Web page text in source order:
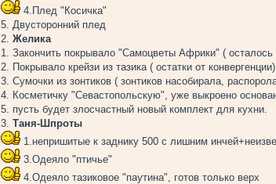
4.Плед "Косичка"
5. Двусторонний плед
2. Желика
1. Закончить покрывало "Самоцветы Африки" ( осталось
2. Покрывало крейзи из тазика ( остатки от
3. Сумочки из зонтиков ( зонтиков насобирала,
4. Косметичку "Севастопольскую", уже выкроено
5. пусть будет злосчастный новый комплект для кухни.
3. Таня-Шпроты
1.непришитые к заднику 500 с лишним
3.Одеяло "птичье"
4.Одеяло тазиковое "паутина", готов только верх